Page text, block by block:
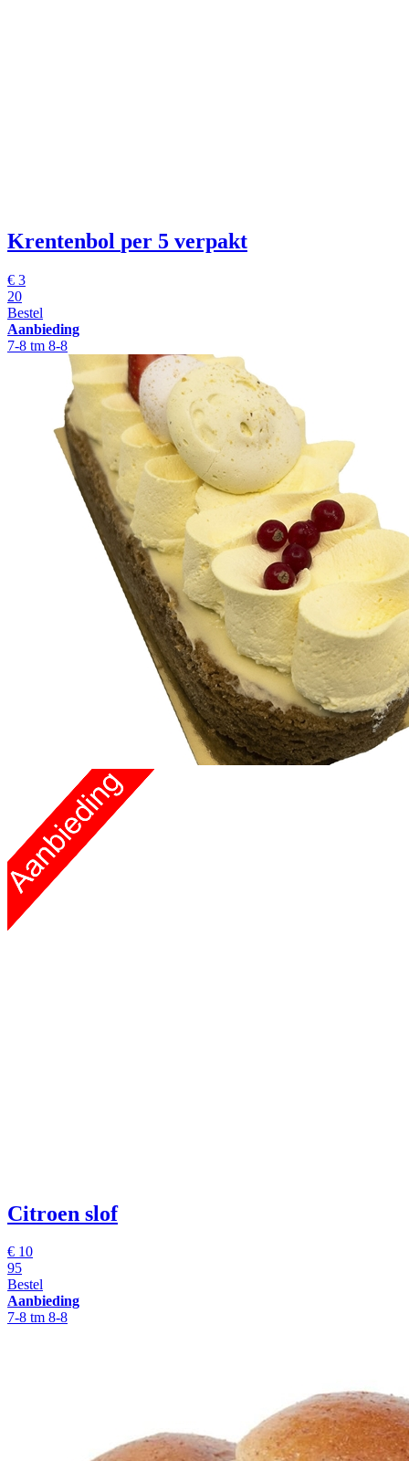
Krentenbol per 5 verpakt
€ 3
20
Bestel
Aanbieding
7-8 tm 8-8
Citroen slof
€ 10
95
Bestel
Aanbieding
7-8 tm 8-8